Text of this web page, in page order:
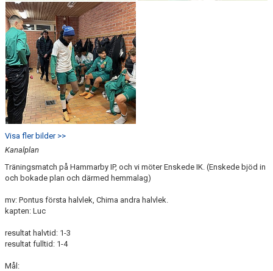
Visa fler bilder >>
Kanalplan
Träningsmatch på Hammarby IP, och vi möter Enskede IK. (Enskede bjöd in
och bokade plan och därmed hemmalag)
mv: Pontus första halvlek, Chima andra halvlek.
kapten: Luc
resultat halvtid: 1-3
resultat fulltid: 1-4
Mål: